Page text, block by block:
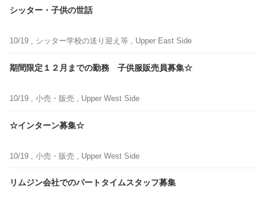
シッター・子供の世話
10/19 , シッター学校の送り迎え等 , Upper East Side
期間限定１２月までの勤務 子供服販売員募集☆
10/19 , 小売・販売 , Upper West Side
☆インターン募集☆
10/19 , 小売・販売 , Upper West Side
リムジン会社でのパートタイムスタッフ募集